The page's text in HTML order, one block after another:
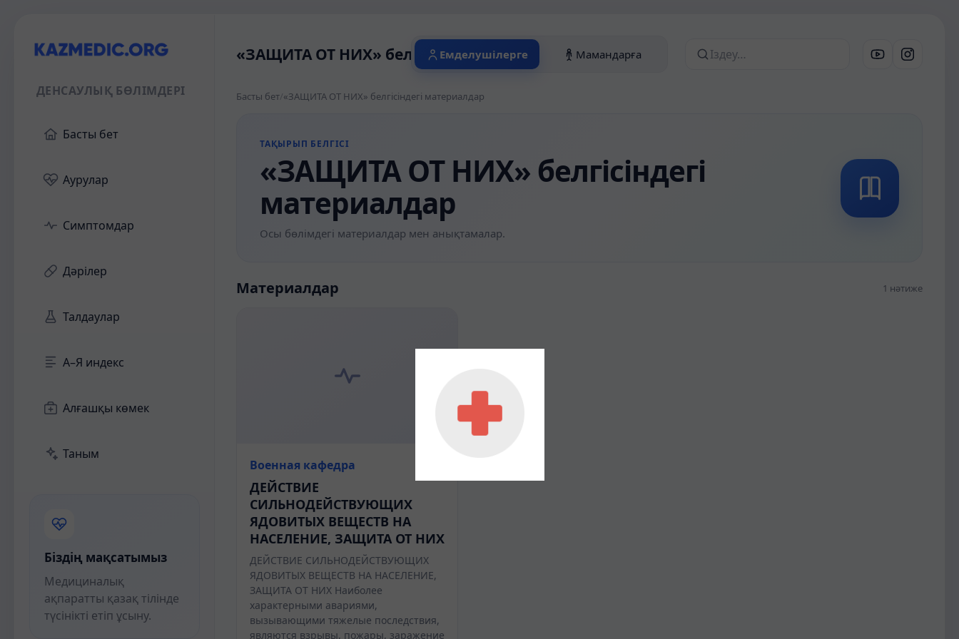
ДЕНСАУЛЫҚ БӨЛІМДЕРІ
Басты бет
Аурулар
Симптомдар
Дәрілер
Талдаулар
А–Я индекс
Алғашқы көмек
Таным
Біздің мақсатымыз
Медициналық
ақпаратты қазақ тілінде
түсінікті етіп ұсыну.
«ЗАЩИТА ОТ НИХ» белгісіндегі материалдар
Емделушілерге Мамандарға Сайттан іздеу
Басты бет/«ЗАЩИТА ОТ НИХ» белгісіндегі материалдар
ТАҚЫРЫП БЕЛГІСІ
«ЗАЩИТА ОТ НИХ» белгісіндегі
материалдар
Осы бөлімдегі материалдар мен анықтамалар.
Материалдар 1 нәтиже
Военная кафедра
ДЕЙСТВИЕ
СИЛЬНОДЕЙСТВУЮЩИХ
ЯДОВИТЫХ ВЕЩЕСТВ НА
НАСЕЛЕНИЕ, ЗАЩИТА ОТ НИХ
ДЕЙСТВИЕ СИЛЬНОДЕЙСТВУЮЩИХ
ЯДОВИТЫХ ВЕЩЕСТВ НА НАСЕЛЕНИЕ,
ЗАЩИТА ОТ НИХ Наиболее
характерными авариями,
вызывающими тяжелые последствия,
являются взрывы, пожары, заражение